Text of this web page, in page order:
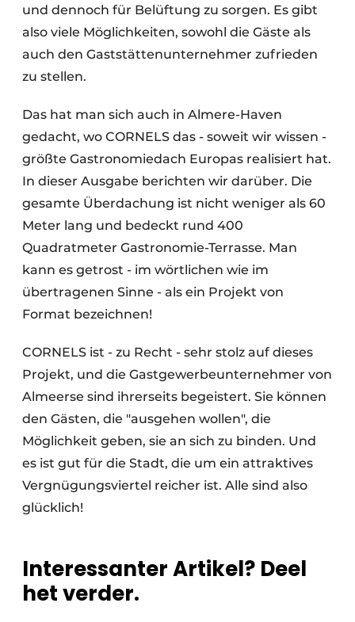
und dennoch für Belüftung zu sorgen. Es gibt
also viele Möglichkeiten, sowohl die Gäste als
auch den Gaststättenunternehmer zufrieden
zu stellen.
Das hat man sich auch in Almere-Haven
gedacht, wo CORNELS das - soweit wir wissen -
größte Gastronomiedach Europas realisiert hat.
In dieser Ausgabe berichten wir darüber. Die
gesamte Überdachung ist nicht weniger als 60
Meter lang und bedeckt rund 400
Quadratmeter Gastronomie-Terrasse. Man
kann es getrost - im wörtlichen wie im
übertragenen Sinne - als ein Projekt von
Format bezeichnen!
CORNELS ist - zu Recht - sehr stolz auf dieses
Projekt, und die Gastgewerbeunternehmer von
Almeerse sind ihrerseits begeistert. Sie können
den Gästen, die "ausgehen wollen", die
Möglichkeit geben, sie an sich zu binden. Und
es ist gut für die Stadt, die um ein attraktives
Vergnügungsviertel reicher ist. Alle sind also
glücklich!
Interessanter Artikel? Deel
het verder.